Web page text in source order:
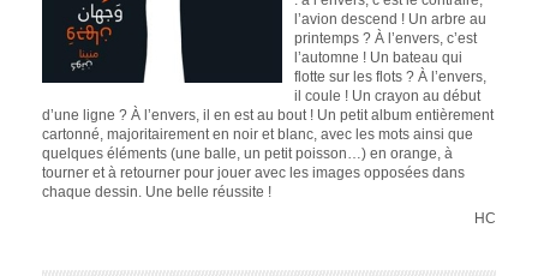
l’avion descend ! Un arbre au
printemps ? À l’envers, c’est
l’automne ! Un bateau qui
flotte sur les flots ? À l’envers,
il coule ! Un crayon au début
d’une ligne ? À l’envers, il en est au bout ! Un petit album entièrement
cartonné, majoritairement en noir et blanc, avec les mots ainsi que
quelques éléments (une balle, un petit poisson…) en orange, à
tourner et à retourner pour jouer avec les images opposées dans
chaque dessin. Une belle réussite !
HC